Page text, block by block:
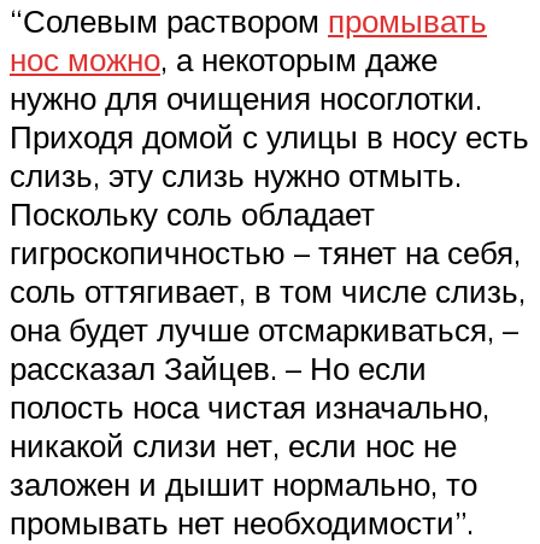
“Солевым раствором промывать
нос можно, а некоторым даже
нужно для очищения носоглотки.
Приходя домой с улицы в носу есть
слизь, эту слизь нужно отмыть.
Поскольку соль обладает
гигроскопичностью – тянет на себя,
соль оттягивает, в том числе слизь,
она будет лучше отсмаркиваться, –
рассказал Зайцев. – Но если
полость носа чистая изначально,
никакой слизи нет, если нос не
заложен и дышит нормально, то
промывать нет необходимости”.